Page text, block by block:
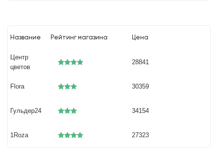
Название Рейтинг магазина Цена
Центр
цветов
28841
Flora 30359
Гульдер24 34154
1Roza 27323